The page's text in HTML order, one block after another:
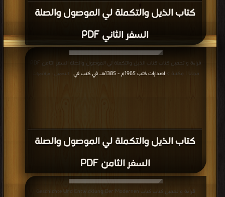
كتاب الذيل والتكملة لي الموصول والصلة
السفر الثاني PDF
كتاب الذيل والتكملة لي الموصول والصلة
السفر الثامن PDF
مجانا | مكتبة >اصدارات كتب 1965م - 1385هـ في كتب في | التحميل : مرة/مرات
قراءة و تحميل كتاب كتاب Geschichte Und Entwicklung Der Modernen